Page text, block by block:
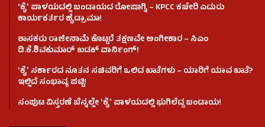
ʻಕೈʼ​ ಪಾಳಯದಲ್ಲಿ ಬಂಡಾಯದ ರೋಷಾಗ್ನಿ – KPCC ಕಚೇರಿ ಎದುರು
ಕಾರ್ಯಕರ್ತರ ಹೈಡ್ರಾಮಾ!
ಶಾಸಕರು ರಾಜೀನಾಮೆ ಕೊಟ್ಟರೆ ತಕ್ಷಣವೇ ಅಂಗೀಕಾರ – ಸಿಎಂ
ಡಿ.ಕೆ.ಶಿವಕುಮಾರ್ ಖಡಕ್ ವಾರ್ನಿಂಗ್!
ʻಕೈʼ ಸರ್ಕಾರದ ನೂತನ ಸಚಿವರಿಗೆ ಒಲಿದ ಖಾತೆಗಳು – ಯಾರಿಗೆ ಯಾವ ಖಾತೆ?
ಇಲ್ಲಿದೆ ಸಂಭಾವ್ಯ ಪಟ್ಟಿ!
ಸಂಪುಟ ವಿಸ್ತರಣೆ ಬೆನ್ನಲ್ಲೇ ʻಕೈʼ ಪಾಳಯದಲ್ಲಿ ಭುಗಿಲೆದ್ದ ಬಂಡಾಯ!